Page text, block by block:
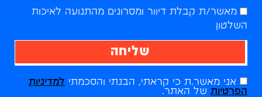
מאשר/ת קבלת דיוור ומסרונים מהתנועה לאיכות
השלטון
אני מאשר.ת כי קראתי, הבנתי והסכמתי למדיניות
הפרטיות של האתר.
שליחה